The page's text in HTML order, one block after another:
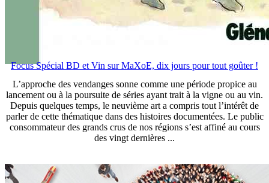
Focus Spécial BD et Vin sur MaXoE, dix jours pour tout goûter !
L’approche des vendanges sonne comme une période propice au
lancement ou à la poursuite de séries ayant trait à la vigne ou au vin.
Depuis quelques temps, le neuvième art a compris tout l’intérêt de
parler de cette thématique dans des histoires documentées. Le public
consommateur des grands crus de nos régions s’est affiné au cours
des vingt dernières ...